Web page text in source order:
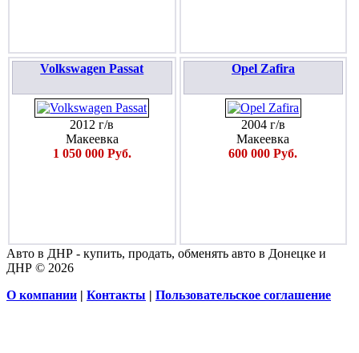
Volkswagen Passat
2012 г/в
Макеевка
1 050 000 Руб.
Opel Zafira
2004 г/в
Макеевка
600 000 Руб.
Авто в ДНР - купить, продать, обменять авто в Донецке и
ДНР © 2026
О компании | Контакты | Пользовательское соглашение